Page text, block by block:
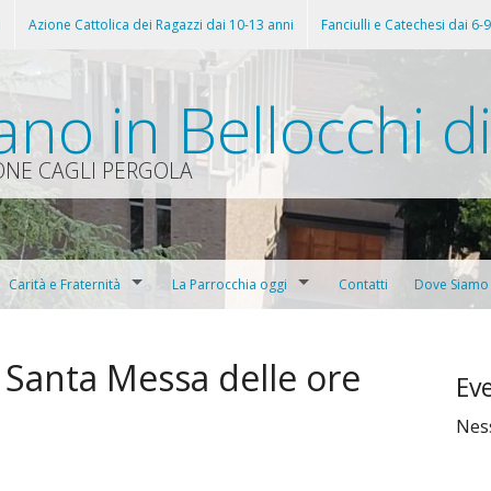
Azione Cattolica dei Ragazzi dai 10-13 anni Fanciulli e Catechesi dai 6-
in Bellocchi
CAGLI PERGOLA
parrocchiale, oggi sala Don Lorenzo Milani)
Prima Comunione
sacramento della Riconciliazione
Carità e Fraternità
Don Orione
La Parrocchia oggi
Edizione 2012
Il Grilletto Edizione 2019
Contatti Dove Siamo
Messa delle ore